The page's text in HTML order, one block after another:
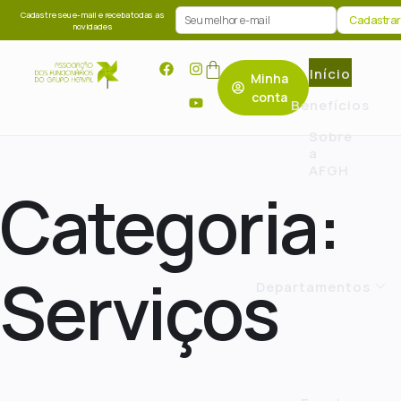
Cadastre seu e-mail e receba todas as
novidades
Início
Benefícios
Sobre
Minha
conta
Categoria:
Serviços